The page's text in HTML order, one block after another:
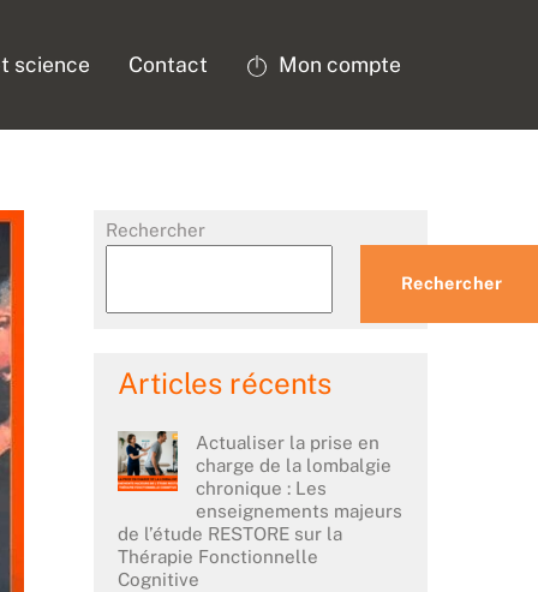
science Contact Mon compte
Rechercher
Rechercher
Articles récents
Actualiser la prise en
charge de la lombalgie
chronique : Les
enseignements majeurs
de l’étude RESTORE sur la
Thérapie Fonctionnelle
Cognitive